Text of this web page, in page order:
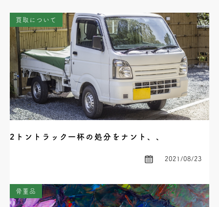
買取について
2トントラック一杯の処分をナント、、
2021/08/23
骨董品